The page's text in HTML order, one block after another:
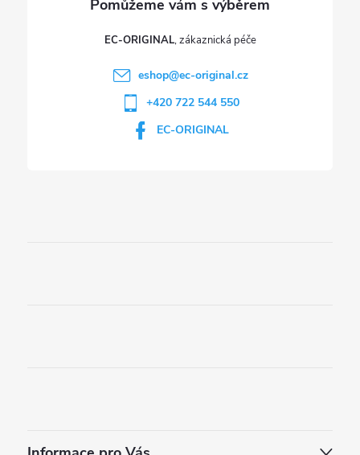
EC-ORIGINAL
eshop@ec-original.cz
+420 722 544 550
EC-ORIGINAL